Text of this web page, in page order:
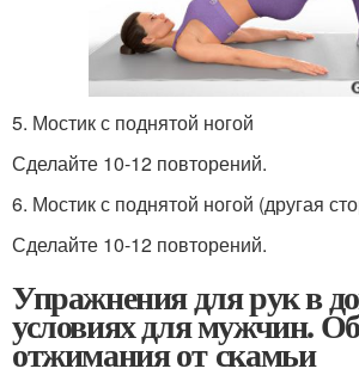
5. Мостик с поднятой ногой
Сделайте 10-12 повторений.
6. Мостик с поднятой ногой (другая
Сделайте 10-12 повторений.
Упражнения для рук в
условиях для мужчин.
отжимания от скамьи